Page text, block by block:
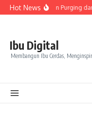
Skip to content
Hot NewsTanda Skin Purging
Ibu Digital
Membangun Ibu Cerdas,